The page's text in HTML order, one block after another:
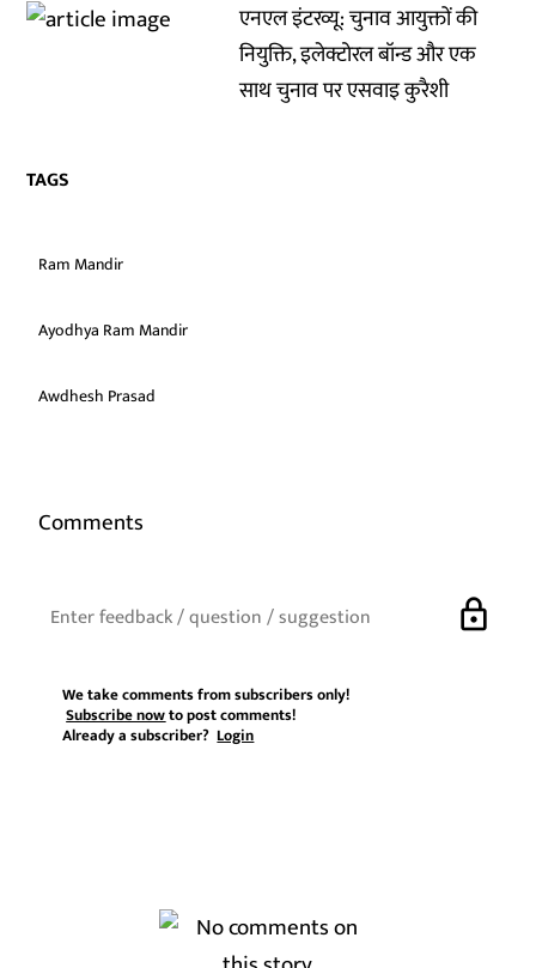
एनएल इंटरव्यू: चुनाव आयुक्तों की
नियुक्ति, इलेक्टोरल बॉन्ड और एक
साथ चुनाव पर एसवाइ कुरैशी
TAGS
Ram Mandir
Ayodhya Ram Mandir
Awdhesh Prasad
Comments
lock
We take comments from subscribers only!
Subscribe nowto post comments!
Already a subscriber?Login